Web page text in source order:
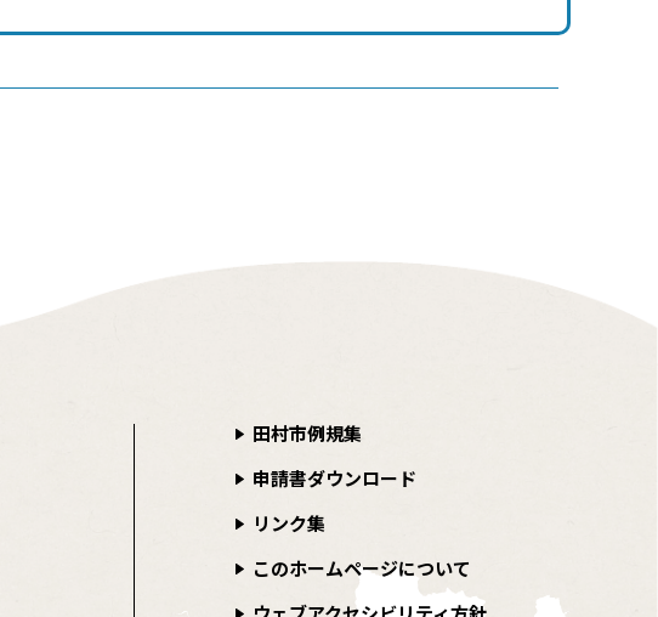
田村市例規集
申請書ダウンロード
リンク集
このホームページについて